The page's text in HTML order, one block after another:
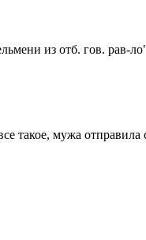
из отб. гов. рав-
такое, мужа